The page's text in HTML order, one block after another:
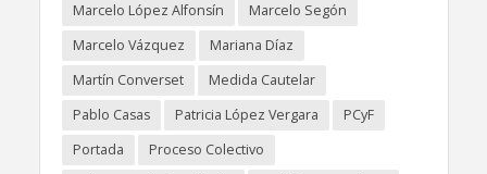
Marcelo López Alfonsín
Marcelo Segón
Marcelo Vázquez
Mariana Díaz
Martín Converset
Medida Cautelar
Pablo Casas
Patricia López Vergara
PCyF
Portada
Proceso Colectivo